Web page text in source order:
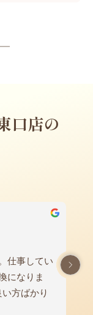
口店の
仕事してい
になりま
方ばかり